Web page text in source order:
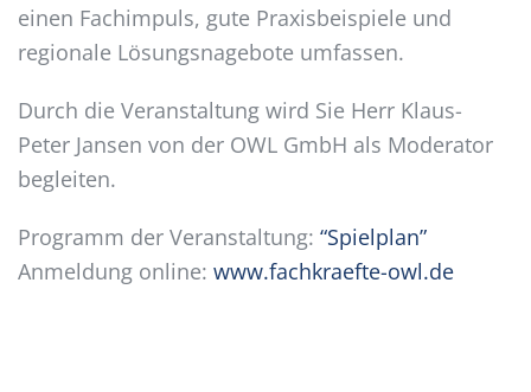
einen Fachimpuls, gute Praxisbeispiele und
regionale Lösungsnagebote umfassen.
Durch die Veranstaltung wird Sie Herr Klaus-
Peter Jansen von der OWL GmbH als Moderator
begleiten.
Programm der Veranstaltung: “Spielplan”
Anmeldung online: www.fachkraefte-owl.de